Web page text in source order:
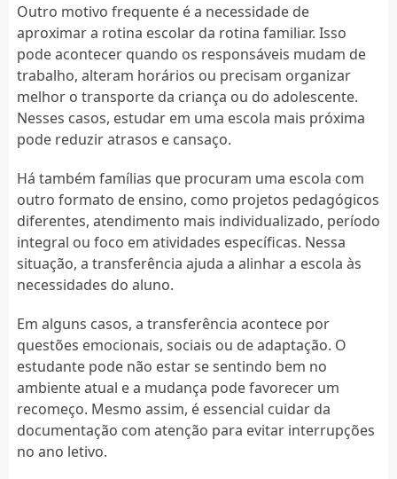
Outro motivo frequente é a necessidade de
aproximar a rotina escolar da rotina familiar. Isso
pode acontecer quando os responsáveis mudam de
trabalho, alteram horários ou precisam organizar
melhor o transporte da criança ou do adolescente.
Nesses casos, estudar em uma escola mais próxima
pode reduzir atrasos e cansaço.
Há também famílias que procuram uma escola com
outro formato de ensino, como projetos pedagógicos
diferentes, atendimento mais individualizado, período
integral ou foco em atividades específicas. Nessa
situação, a transferência ajuda a alinhar a escola às
necessidades do aluno.
Em alguns casos, a transferência acontece por
questões emocionais, sociais ou de adaptação. O
estudante pode não estar se sentindo bem no
ambiente atual e a mudança pode favorecer um
recomeço. Mesmo assim, é essencial cuidar da
documentação com atenção para evitar interrupções
no ano letivo.